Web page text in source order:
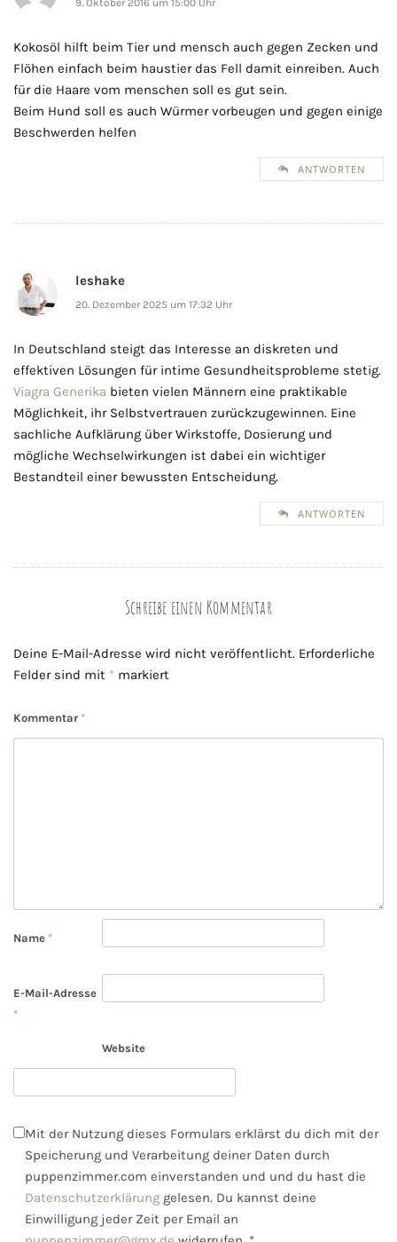
9. Oktober 2016 um 15:00 Uhr
Kokosöl hilft beim Tier und mensch auch gegen Zecken und
Flöhen einfach beim haustier das Fell damit einreiben. Auch
für die Haare vom menschen soll es gut sein.
Beim Hund soll es auch Würmer vorbeugen und gegen einige
Beschwerden helfen
ANTWORTEN
leshake
20. Dezember 2025 um 17:32 Uhr
In Deutschland steigt das Interesse an diskreten und
effektiven Lösungen für intime Gesundheitsprobleme stetig.
Viagra Generika bieten vielen Männern eine praktikable
Möglichkeit, ihr Selbstvertrauen zurückzugewinnen. Eine
sachliche Aufklärung über Wirkstoffe, Dosierung und
mögliche Wechselwirkungen ist dabei ein wichtiger
Bestandteil einer bewussten Entscheidung.
ANTWORTEN
Schreibe einen Kommentar
Deine E-Mail-Adresse wird nicht veröffentlicht. Erforderliche
Felder sind mit * markiert
Kommentar *
Name *
E-Mail-Adresse
*
Website
Mit der Nutzung dieses Formulars erklärst du dich mit der
Speicherung und Verarbeitung deiner Daten durch
puppenzimmer.com einverstanden und und du hast die
Datenschutzerklärung gelesen. Du kannst deine
Einwilligung jeder Zeit per Email an